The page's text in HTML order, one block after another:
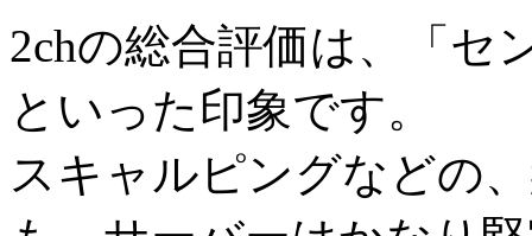
2chの総合評価は、「セ
といった印象です。
スキャルピングなどの